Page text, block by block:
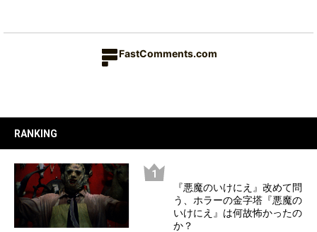
FastComments.com
RANKING
『悪魔のいけにえ』改めて問
う、ホラーの金字塔『悪魔の
いけにえ』は何故怖かったの
か？